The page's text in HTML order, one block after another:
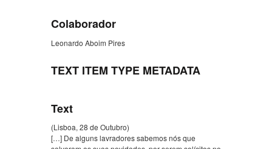
Colaborador
Leonardo Aboim Pires
TEXT ITEM TYPE METADATA
Text
(Lisboa, 28 de Outubro)
[…] De alguns lavradores sabemos nós que